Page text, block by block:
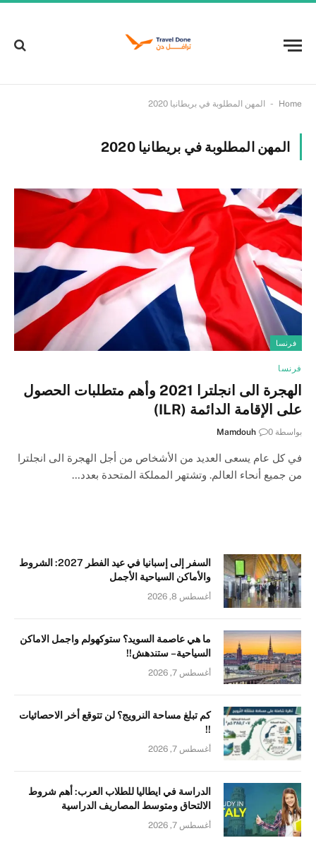
Home
- المهن المطلوبة في بريطانيا 2020
المهن المطلوبة في بريطانيا 2020
فرنسا
فرنسا
الهجرة الى انجلترا 2021 وأهم متطلبات الحصول
على الإقامة الدائمة (ILR)
بواسطة Mamdouh 0
في كل عام يسعى العديد من الأشخاص من أجل الهجرة الى انجلترا
من جميع أنحاء العالم. وتشتهر المملكة المتحدة بعدد…
السفر إلى إسبانيا في عيد الفطر 2027: الشروط
والأماكن السياحية الأجمل
أغسطس 8, 2026
ما هي عاصمة السويد؟ ستوكهولم واجمل الاماكن
السياحية – ستندهش!!
أغسطس 7, 2026
كم تبلغ مساحة النرويج؟ لن تتوقع أخر الاحصائيات
!!
أغسطس 7, 2026
الدراسة في ايطاليا للطلاب العرب: أهم شروط
الالتحاق ومتوسط المصاريف الدراسية
أغسطس 7, 2026